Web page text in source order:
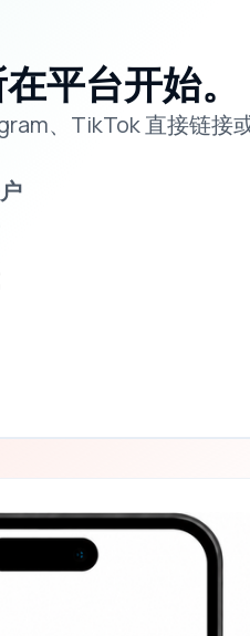
平台开始。
、TikTok 直接链接